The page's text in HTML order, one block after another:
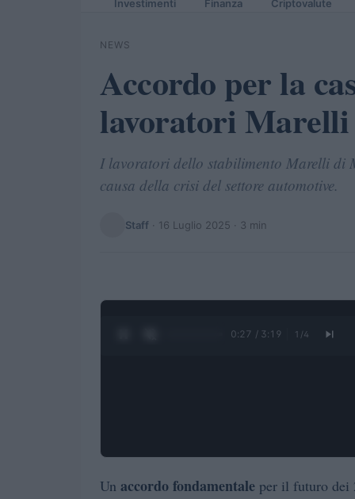
Investimenti Finanza Criptovalute
NEWS
Accordo per la
lavoratori
I lavoratori dello stabilimento Marelli di
causa della crisi del settore automotive.
Staff · 16 Luglio 2025 · 3 min
0:28 / 3:19 1 /4
Un accordo fondamentale per il futuro dei